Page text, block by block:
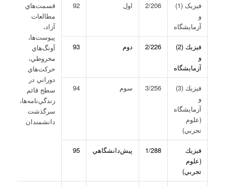
فيزيک (1)
و
آزمايشگاه
2/206 اول 92
قسمت‌هاي
مطالعات
آزاد،
پيوست‌ها،
آونگ‌هاي
مخروطي،
حركت‌هاي
دوراني در
سطح قائم
زندگي‌نامه‌ها،
سرگذشت
دانشمندان
فيزيك (2)
و
آزمايشگاه
2/226 دوم 93
فيزيك (3)
و
آزمايشگاه
(علوم
تجربي)
3/256 سوم 94
فيزيك
(علوم
تجربي)
1/288 پيش‌دانشگاهي 95